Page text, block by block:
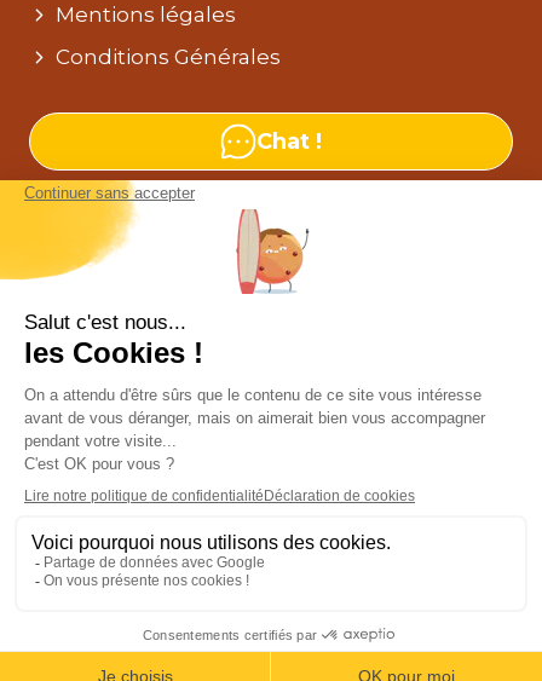
Mentions légales
Conditions Générales
Chat !
Nos agences